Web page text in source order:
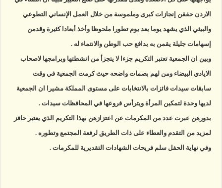
الاردن حققن إنجازات كبرى وملموسة من خلال العمل الإنساني التطوعي
والبيئي الذي يشهد يوما بعد يوم تطورا ملحوظا وأخذ أبعادا كثيرة وقدمن
إسهامات جليلة يقمن به بدافع حب الوطن والانتماء له .
وبين ان الجمعية تعتبر التكريم جزءا لا يتجزأ من انشطتها وبرامجها لاصحاب
الايادي البيضاء ومن لهم بصمات واضحه حيث كرمت الجمعية في وقت
سابقات سيدات فائزات بالانتخابات على مستوى المملكة مشيرا ان الجمعية
لديها وحدة لتمكين المرأة ويترأس فروعها في المحافظات سيدات .
بدورهن عبرت عدد من المكرمات عن اعتزازهن بهذا التكريم الذي يعتبر حافز
لمزيد من التقدم والعطاء على ذات الطريق لرفعة المجتمع وتطوره .
وفي نهاية الحفل سلم فريحات الشهادات التقديرية للمكرمات .